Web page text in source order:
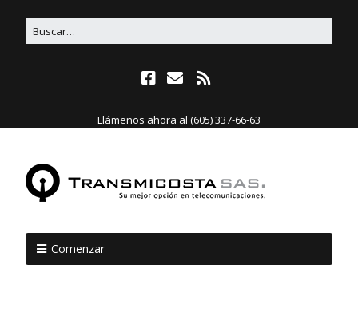
Llámenos ahora al (605) 337-66-63
Comenzar